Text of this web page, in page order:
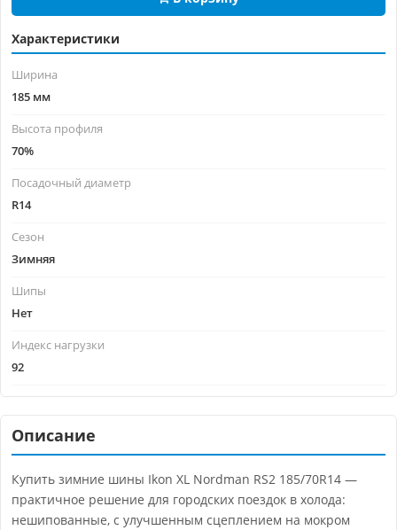
Характеристики
Ширина
185 мм
Высота профиля
70%
Посадочный диаметр
R14
Сезон
Зимняя
Шипы
Нет
Индекс нагрузки
92
Описание
Купить зимние шины Ikon XL Nordman RS2 185/70R14 —
практичное решение для городских поездок в холода:
нешипованные, с улучшенным сцеплением на мокром